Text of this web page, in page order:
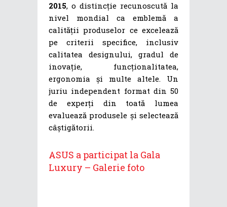
2015, o distincție recunoscută la
nivel mondial ca emblemă a
calității produselor ce excelează
pe criterii specifice, inclusiv
calitatea designului, gradul de
inovație, funcționalitatea,
ergonomia și multe altele. Un
juriu independent format din 50
de experți din toată lumea
evaluează produsele și selectează
câștigătorii.
ASUS a participat la Gala
Luxury – Galerie foto